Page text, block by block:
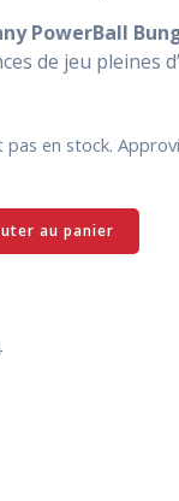
PowerBall
de jeu pleines
en stock.
au panier